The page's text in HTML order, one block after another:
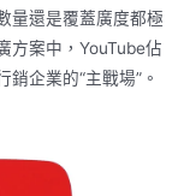
量還是覆蓋廣度都極
方案中，YouTube佔
企業的“主戰場”。